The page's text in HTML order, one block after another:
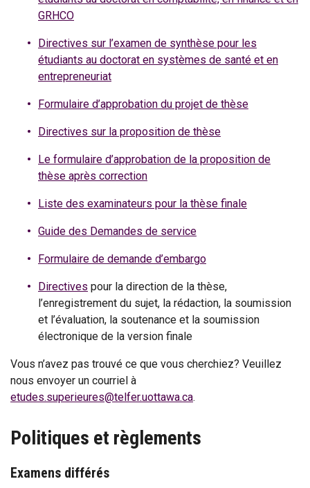
GRHCO
Directives sur l’examen de synthèse pour les
étudiants au doctorat en systèmes de santé et en
entrepreneuriat
Formulaire d’approbation du projet de thèse
Directives sur la proposition de thèse
Le formulaire d’approbation de la proposition de
thèse après correction
Liste des examinateurs pour la thèse finale
Guide des Demandes de service
Formulaire de demande d’embargo
Directives pour la direction de la thèse,
l’enregistrement du sujet, la rédaction, la soumission
et l’évaluation, la soutenance et la soumission
électronique de la version finale
Vous n’avez pas trouvé ce que vous cherchiez? Veuillez
nous envoyer un courriel à
etudes.superieures@telfer.uottawa.ca.
Politiques et règlements
Examens différés